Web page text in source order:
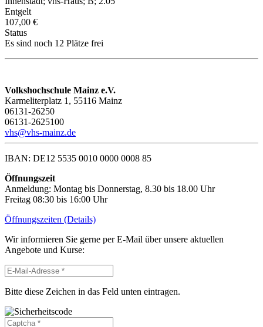
Entgelt
107,00 €
Status
Es sind noch 12 Plätze frei
Volkshochschule Mainz e.V.
Karmeliterplatz 1, 55116 Mainz
06131-26250
06131-2625100
vhs@vhs-mainz.de
IBAN: DE12 5535 0010 0000 0008 85
Öffnungszeit
Anmeldung: Montag bis Donnerstag, 8.30 bis 18.00 Uhr
Freitag 08:30 bis 16:00 Uhr
Öffnungszeiten (Details)
Wir informieren Sie gerne per E-Mail über unsere aktuellen
Angebote und Kurse:
Bitte diese Zeichen in das Feld unten eintragen.